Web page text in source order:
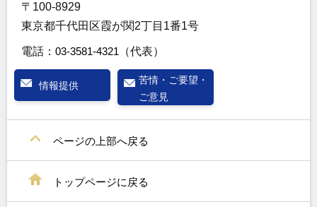
〒100-8929
東京都千代田区霞が関2丁目1番1号
電話： 03-3581-4321 （代表）
情報提供
苦情・ご要望・
ご意見
ページの上部へ戻る
トップページに戻る